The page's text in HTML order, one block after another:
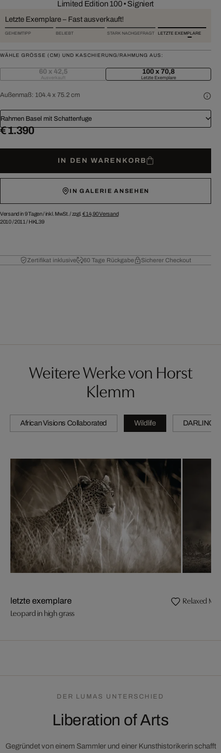
Limited Edition 100• Signiert
Letzte Exemplare – Fast ausverkauft!
GEHEIMTIPP BELIEBT STARK NACHGEFRAGT LETZTE EXEMPLARE
WÄHLE GRÖSSE (CM) UND KASCHIERUNG/RAHMUNG AUS:
60 x 42,5
Ausverkauft
100 x 70,8
Letzte Exemplare
Außenmaß: 104.4 x 75.2 cm
Rahmen Basel mit Schattenfuge
€ 1.390
IN DEN WARENKORB
IN GALERIE ANSEHEN
Versand in 9 Tagen /inkl. MwSt. / zzgl. € 14,90Versand
2010/2011 / HKL39
Zertifikat inklusive 60 Tage Rückgabe Sicherer Checkout
Weitere Werke von Horst
Klemm
African Visions Collaborated Wildlife DARLINGS
letzte exemplare
Leopard in high grass
Relaxed
DER LUMAS UNTERSCHIED
Liberation of Arts
Gegründet von einem Sammler und einer Kunsthistorikerin schafft